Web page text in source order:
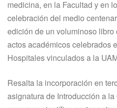
medicina, en la Facultad y en
celebración del medio
edición de un voluminoso
actos académicos celebrados
Hospitales vinculados a la
Resalta la incorporación en
asignatura de Introducción a